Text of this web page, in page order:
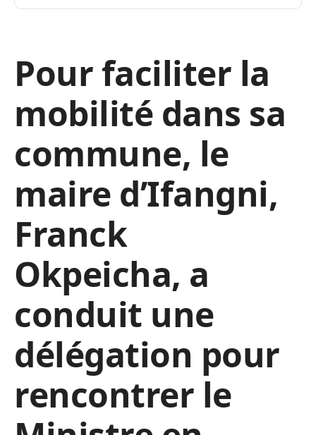
Pour faciliter la
mobilité dans sa
commune, le
maire d’Ifangni,
Franck
Okpeicha, a
conduit une
délégation pour
rencontrer le